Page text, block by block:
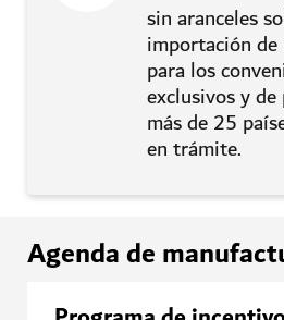
sin aranceles
importación
para los
exclusivos y
más de 25
en trámite.
Agenda de